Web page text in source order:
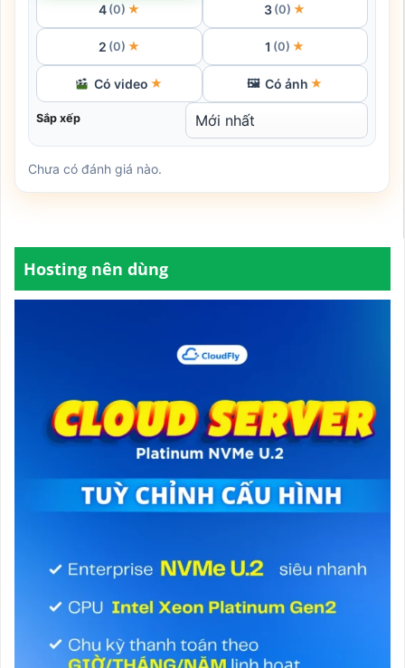
4 (0) ★ 3 (0) ★
2 (0) ★ 1 (0) ★
Có video ★ 🖼 Có ảnh ★
Sắp xếp
Chưa có đánh giá nào.
Hosting nên dùng